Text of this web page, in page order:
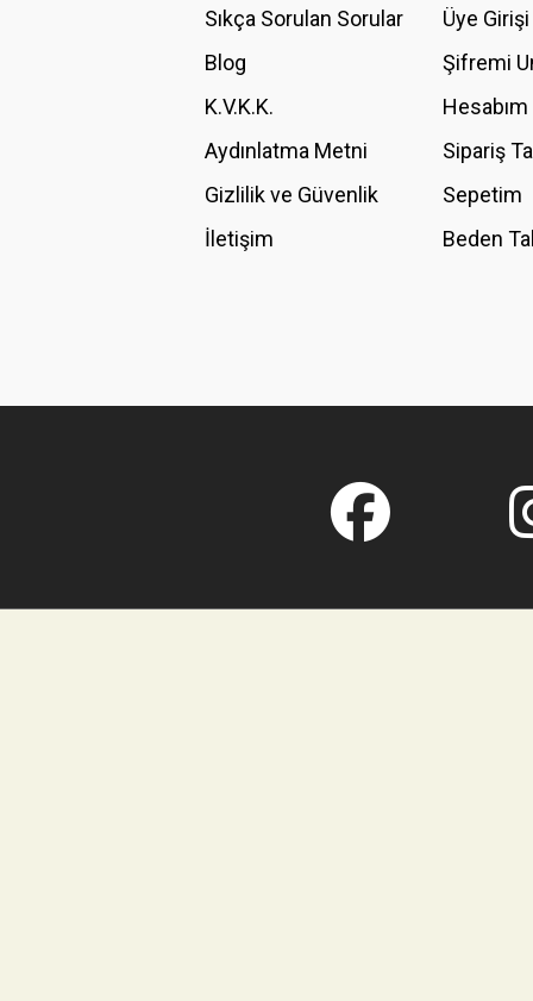
Ürün fiyatı diğer sitelerden daha pahalı.
Bu ürüne benzer farklı alternatifler olmalı.
Sıkça Sorulan Sorular
Blog
K.V.K.K.
Aydınlatma Metni
Gizlilik ve Güvenlik
İletişim
Üye Girişi
Şifremi
Hesabım
Sipariş
Sepetim
Beden